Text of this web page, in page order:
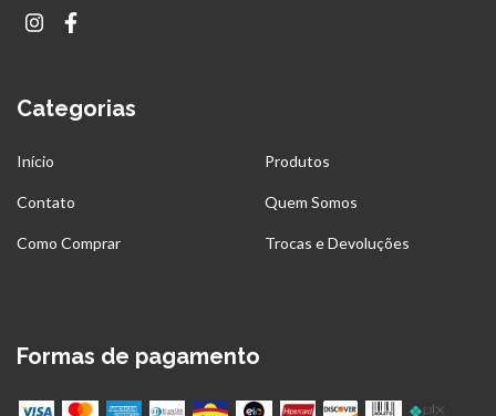
Categorias
Início Produtos
Contato Quem Somos
Como Comprar Trocas e Devoluções
Formas de pagamento